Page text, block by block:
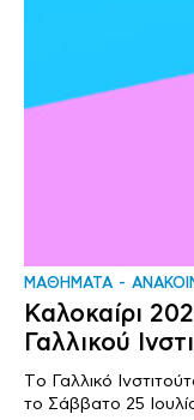
ΜΑΘΗΜΑΤΑ
Καλοκαίρι
Γαλλικού
Tο Γαλλικό
το Σάββατο 25